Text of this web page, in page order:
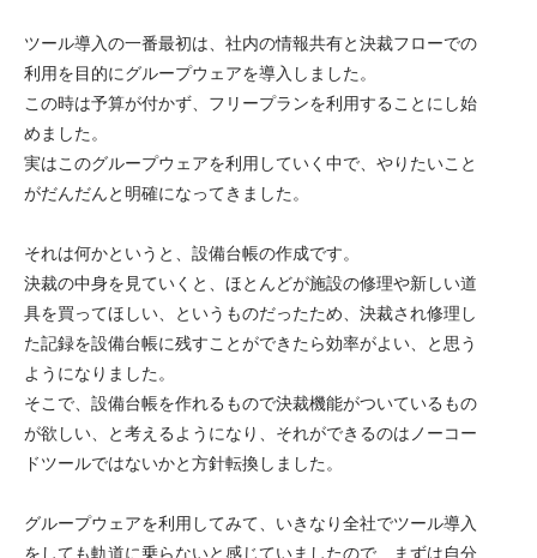
ツール導入の一番最初は、社内の情報共有と決裁フローでの
利用を目的にグループウェアを導入しました。
この時は予算が付かず、フリープランを利用することにし始
めました。
実はこのグループウェアを利用していく中で、やりたいこと
がだんだんと明確になってきました。
それは何かというと、設備台帳の作成です。
決裁の中身を見ていくと、ほとんどが施設の修理や新しい道
具を買ってほしい、というものだったため、決裁され修理し
た記録を設備台帳に残すことができたら効率がよい、と思う
ようになりました。
そこで、設備台帳を作れるもので決裁機能がついているもの
が欲しい、と考えるようになり、それができるのはノーコー
ドツールではないかと方針転換しました。
グループウェアを利用してみて、いきなり全社でツール導入
をしても軌道に乗らないと感じていましたので、まずは自分